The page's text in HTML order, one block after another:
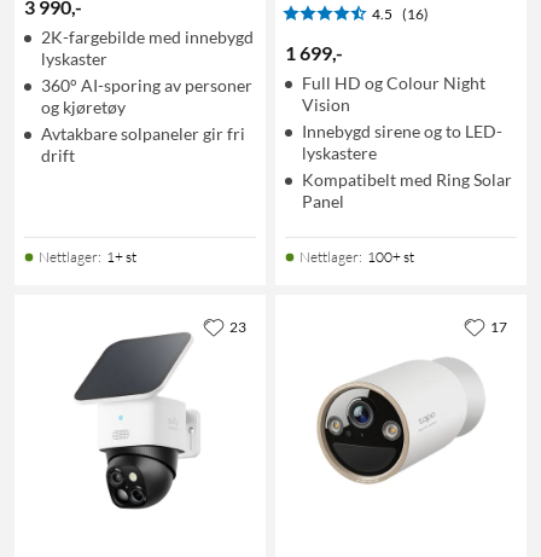
3 990,-
2K-fargebilde med innebygd
lyskaster
360° AI-sporing av personer
og kjøretøy
Avtakbare solpaneler gir fri
drift
Nettlager: 1+ st
4.5 (16)
1 699,-
Full HD og Colour Night
Vision
Innebygd sirene og to LED-
lyskastere
Kompatibelt med Ring Solar
Panel
Nettlager: 100+ st
23 17